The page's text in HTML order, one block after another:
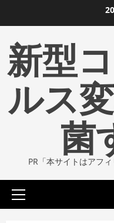
ン
ツ
ま
新型
ルス
菌
PR「本サイトはアフ
プ